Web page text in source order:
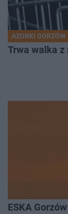
AZORKI GORZÓW
Trwa walka z
ESKA